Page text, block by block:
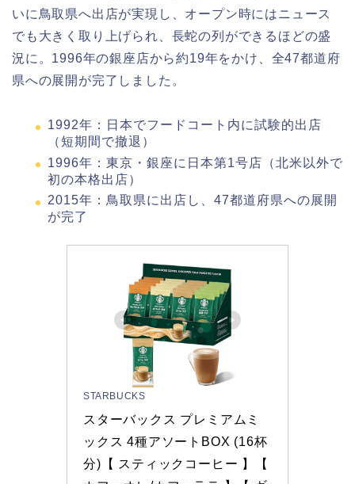
いに鳥取県へ出店が実現し、オープン時にはニュース
でも大きく取り上げられ、長蛇の列ができるほどの盛
況に。1996年の銀座店から約19年をかけ、全47都道府
県への展開が完了しました。
1992年：日本でフードコート内に試験的出店
（短期間で撤退）
1996年：東京・銀座に日本第1号店（北米以外で
初の本格出店）
2015年：鳥取県に出店し、47都道府県への展開
が完了
STARBUCKS
スターバックス プレミアムミ
ックス 4種アソートBOX (16杯
分)【 スティックコーヒー 】【